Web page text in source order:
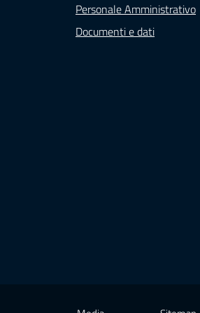
Personale Amministrativo
Documenti e dati